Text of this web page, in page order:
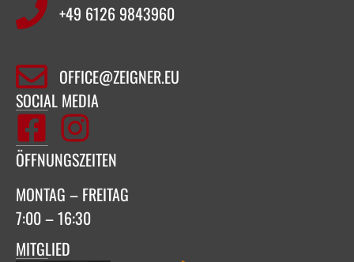
+49 6126 9843960‬
OFFICE@ZEIGNER.EU
SOCIAL MEDIA
ÖFFNUNGSZEITEN
MONTAG – FREITAG
7:00 – 16:30
MITGLIED